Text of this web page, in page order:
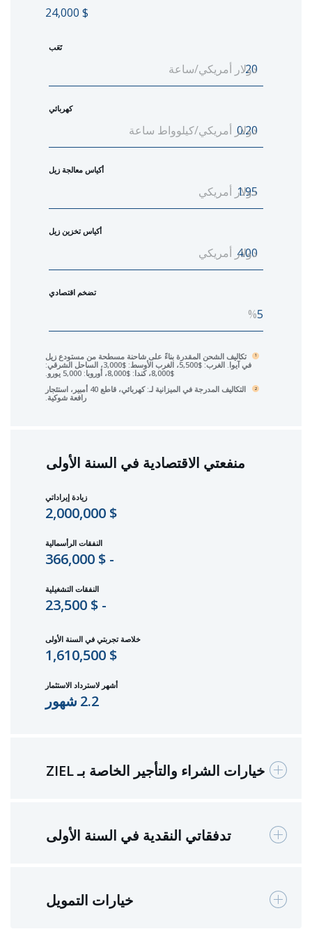
$
24,000
تَعَب
دولار أمريكي/ساعة
كهربائي
دولار أمريكي/كيلوواط ساعة
أكياس معالجة زيل
دولار أمريكي
أكياس تخزين زيل
دولار أمريكي
تضخم اقتصادي
%
1
تكاليف الشحن المقدرة بناءً على شاحنة مسطحة من مستودع زيل
في آيوا. الغرب: $5,500، الغرب الأوسط: $3,000، الساحل الشرقي:
$8,000، كندا: $8,000، أوروبا: 5,000 يورو.
2
التكاليف المدرجة في الميزانية لـ: كهربائي، قاطع 40 أمبير، استئجار
رافعة شوكية.
منفعتي الاقتصادية في السنة الأولى
زيادة إيراداتي
$ 2,000,000
النفقات الرأسمالية
- $ 366,000
النفقات التشغيلية
- $ 23,500
خلاصة تجربتي في السنة الأولى
$ 1,610,500
أشهر لاسترداد الاستثمار
2.2 شهور
خيارات الشراء والتأجير الخاصة بـ ZIEL
تدفقاتي النقدية في السنة الأولى
خيارات التمويل